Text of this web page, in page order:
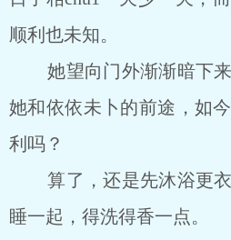
顺利也未知。
她望向门外渐渐暗下来
她和依依未卜的前途，如
利吗？
算了，还是先沐浴更衣
睡一起，得洗得香一点。